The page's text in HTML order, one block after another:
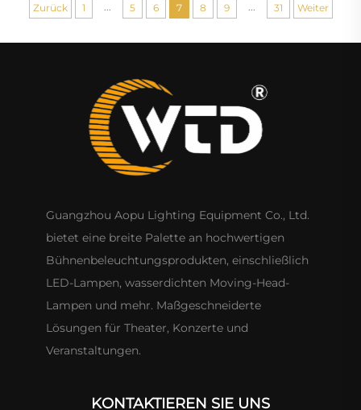
Zurück 1 ... 5 6 7 8 9 ... 31 Weiter
Guangzhou Aopu Lighting Equipment Co., Ltd.
bietet eine breite Palette an hochwertigen
Bühnenbeleuchtungsprodukten, einschließlich
LED-Lampen, wasserdichten Moving-Head-
Lampen und mehr. Maßgeschneiderte
Lösungen für Theater, Konzerte und
Veranstaltungen.
KONTAKTIEREN SIE UNS